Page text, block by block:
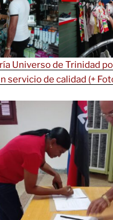
Universo de Trinidad
servicio de calidad (+